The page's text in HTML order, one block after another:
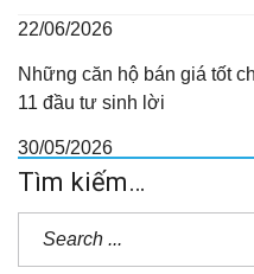
22/06/2026
Những căn hộ bán giá tốt
11 đầu tư sinh lời
30/05/2026
Tìm kiếm…